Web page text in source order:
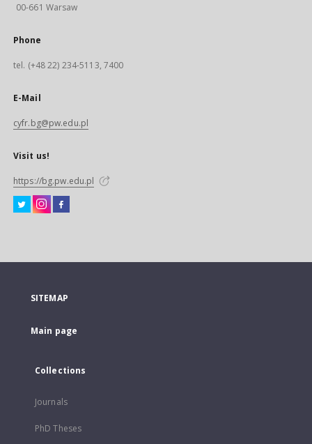
00-661 Warsaw
Phone
tel. (+48 22) 234-5113, 7400
E-Mail
cyfr.bg@pw.edu.pl
Visit us!
https://bg.pw.edu.pl
SITEMAP
Main page
Collections
Journals
PhD Theses